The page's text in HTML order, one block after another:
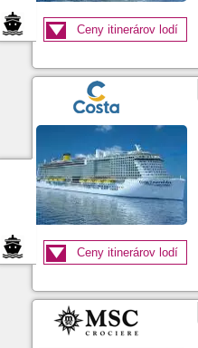
Ceny itinerárov lodí
Ceny itinerárov lodí